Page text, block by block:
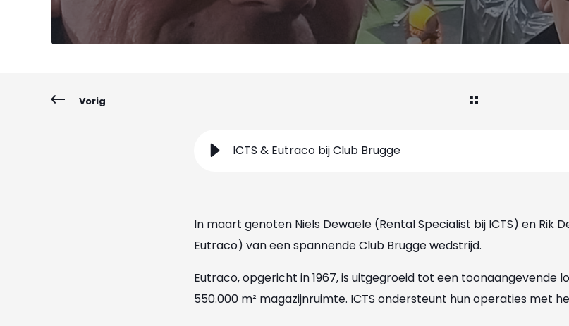
Vorig
ICTS & Eutraco bij Club Brugge
In maart genoten Niels Dewaele (Rental Specialist bij ICTS) en Rik
Eutraco) van een spannende Club Brugge wedstrijd.
Eutraco, opgericht in 1967, is uitgegroeid tot een toonaangevende
550.000 m² magazijnruimte. ICTS ondersteunt hun operaties met